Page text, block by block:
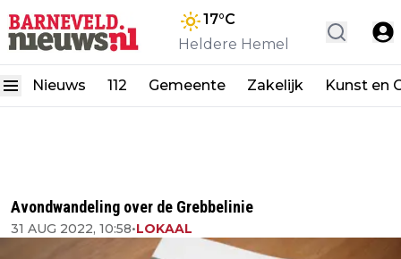
17°C
Heldere Hemel
Nieuws 112 Gemeente Zakelijk Kunst en
Avondwandeling over de Grebbelinie
31 AUG 2022, 10:58•LOKAAL